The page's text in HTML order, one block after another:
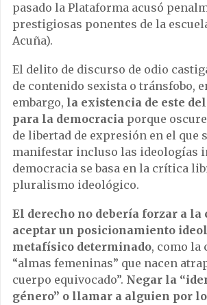
pasado la Plataforma acusó
prestigiosas ponentes de la
Acuña).
El delito de discurso de odio
de contenido sexista o tránsfobo,
embargo, la existencia de este
para la democracia porque
de libertad de expresión en el que
manifestar incluso las ideologías
democracia se basa en la crítica
pluralismo ideológico.
El derecho no debería forzar a la
aceptar un posicionamiento
metafísico determinado, como la
“almas femeninas” que nacen
cuerpo equivocado”. Negar la
género” o llamar a alguien por